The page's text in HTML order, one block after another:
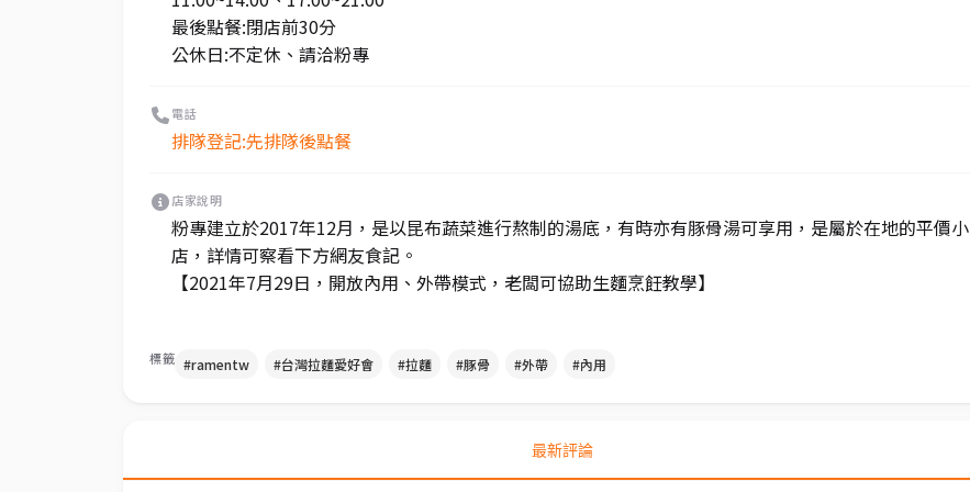
最後點餐:閉店前30分
公休日:不定休、請洽粉專
電話
排隊登記:先排隊後點餐
店家說明
粉專建立於2017年12月，是以昆布蔬菜進行熬制的湯底，有時亦有豚骨湯可享用，是屬於在地的平價小
店，詳情可察看下方網友食記。
【2021年7月29日，開放內用、外帶模式，老闆可協助生麵烹飪教學】
標籤 #ramentw #台灣拉麵愛好會 #拉麵 #豚骨 #外帶 #內用
最新評論